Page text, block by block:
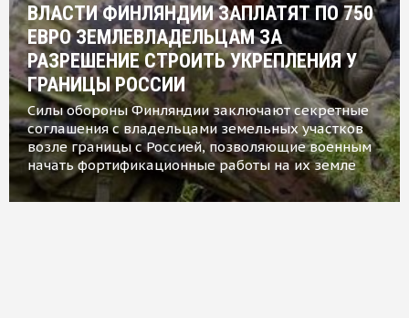
ВЛАСТИ ФИНЛЯНДИИ ЗАПЛАТЯТ ПО 750
ЕВРО ЗЕМЛЕВЛАДЕЛЬЦАМ ЗА
РАЗРЕШЕНИЕ СТРОИТЬ УКРЕПЛЕНИЯ У
ГРАНИЦЫ РОССИИ
Силы обороны Финляндии заключают секретные
соглашения с владельцами земельных участков
возле границы с Россией, позволяющие военным
начать фортификационные работы на их земле